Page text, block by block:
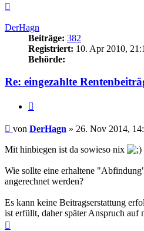
DerHagn
Beiträge: 382
Registriert: 10. Apr 2010,
Behörde:
Re: eingezahlte
Beitrag
von DerHagn » 26. Nov 2014,
Mit hinbiegen ist da sowieso nix
Wie sollte eine erhaltene
angerechnet werden?
Es kann keine Beitragserstattung
ist erfüllt, daher später Anspruch auf